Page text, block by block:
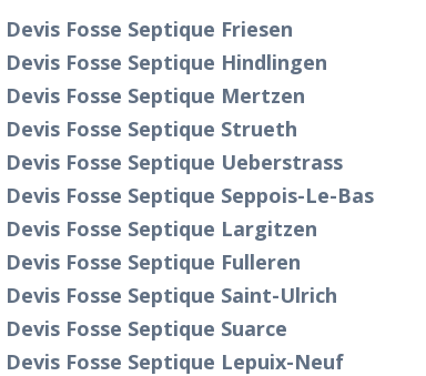
Devis Fosse Septique Friesen
Devis Fosse Septique Hindlingen
Devis Fosse Septique Mertzen
Devis Fosse Septique Strueth
Devis Fosse Septique Ueberstrass
Devis Fosse Septique Seppois-Le-Bas
Devis Fosse Septique Largitzen
Devis Fosse Septique Fulleren
Devis Fosse Septique Saint-Ulrich
Devis Fosse Septique Suarce
Devis Fosse Septique Lepuix-Neuf